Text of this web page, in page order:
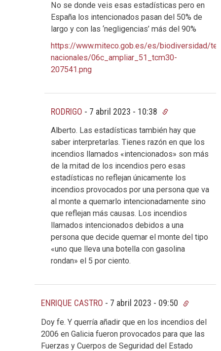
No se donde veis esas estadísticas pero en
España los intencionados pasan del 50% de
largo y con las ‘negligencias’ más del 90%
https://www.miteco.gob.es/es/biodiversidad/
nacionales/06c_ampliar_51_tcm30-
207541.png
RODRIGO - 7 abril 2023 - 10:38
Alberto. Las estadísticas también hay que
saber interpretarlas. Tienes razón en que los
incendios llamados «intencionados» son más
de la mitad de los incendios pero esas
estadísticas no reflejan únicamente los
incendios provocados por una persona que va
al monte a quemarlo intencionadamente sino
que reflejan más causas. Los incendios
llamados intencionados debidos a una
persona que decide quemar el monte del tipo
«uno que lleva una botella con gasolina
rondan» el 5 por ciento.
ENRIQUE CASTRO - 7 abril 2023 - 09:50
Doy fe. Y querría añadir que en los incendios del
2006 en Galicia fueron provocados para que las
Fuerzas y Cuerpos de Seguridad del Estado